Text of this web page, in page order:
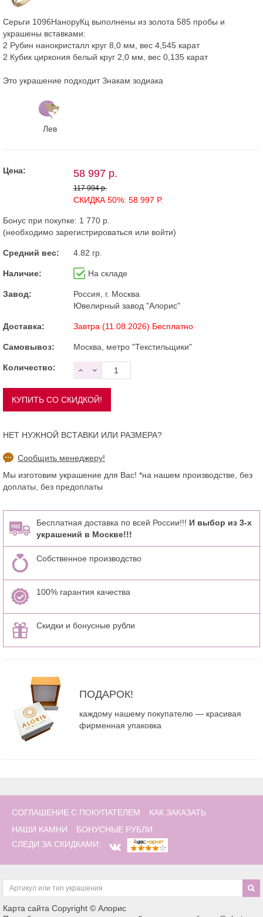
Серьги 1096НаноруКц выполнены из золота 585 пробы и
украшены вставками:
2 Рубин нанокристалл круг 8,0 мм, вес 4,545 карат
2 Кубик циркония белый круг 2,0 мм, вес 0,135 карат
Это украшение подходит Знакам зодиака
Лев
Цена: 58 997 р.
117 994 р.
СКИДКА 50%: 58 997 Р.
Бонус при покупке: 1 770 р.
(необходимо зарегистрироваться или войти)
Средний вес: 4.82 гр.
Наличие: На складе
Завод:
Россия, г. Москва
Ювелирный завод "Алорис"
Доставка: Завтра (11.08.2026) Бесплатно
Самовывоз: Москва, метро "Текстильщики"
Количество:
НЕТ НУЖНОЙ ВСТАВКИ ИЛИ РАЗМЕРА?
Сообщить менеджеру!
Мы изготовим украшение для Вас! *на нашем производстве, без
доплаты, без предоплаты
Бесплатная доставка по всей России!!! И выбор из 3-х
украшений в Москве!!!
Собственное производство
100% гарантия качества
Скидки и бонусные рубли
ПОДАРОК!
каждому нашему покупателю — красивая
фирменная упаковка
СОГЛАШЕНИЕ С ПОКУПАТЕЛЕМ
КАК ЗАКАЗАТЬ
НАШИ КАМНИ
БОНУСНЫЕ РУБЛИ
СЛЕДИ ЗА СКИДКАМИ:
Карта сайта Copyright © Алорис